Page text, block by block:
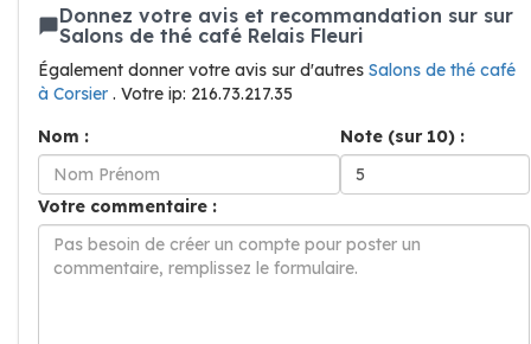
Donnez votre avis et recommandation sur sur
Salons de thé café Relais Fleuri
Également donner votre avis sur d'autres Salons de thé café
à Corsier . Votre ip: 216.73.217.35
Nom :
Note (sur 10) :
Votre commentaire :